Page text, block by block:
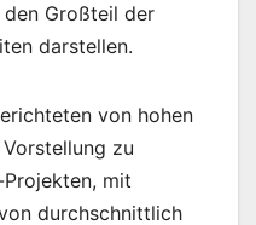
den Großteil der
darstellen.
von hohen
zu
mit
durchschnittlich